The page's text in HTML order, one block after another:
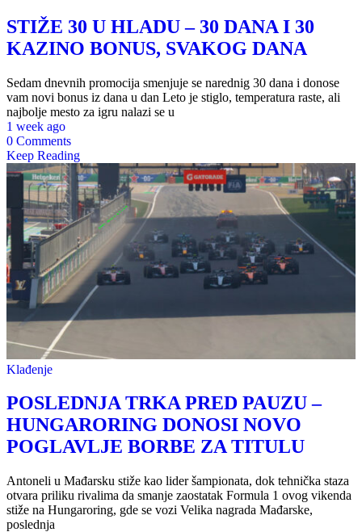
STIŽE 30 U HLADU – 30 DANA I 30
KAZINO BONUS, SVAKOG DANA
Sedam dnevnih promocija smenjuje se narednig 30 dana i donose
vam novi bonus iz dana u dan Leto je stiglo, temperatura raste, ali
najbolje mesto za igru nalazi se u
1 week ago
0 Comments
Keep Reading
Klađenje
POSLEDNJA TRKA PRED PAUZU –
HUNGARORING DONOSI NOVO
POGLAVLJE BORBE ZA TITULU
Antoneli u Mađarsku stiže kao lider šampionata, dok tehnička staza
otvara priliku rivalima da smanje zaostatak Formula 1 ovog vikenda
stiže na Hungaroring, gde se vozi Velika nagrada Mađarske,
poslednja